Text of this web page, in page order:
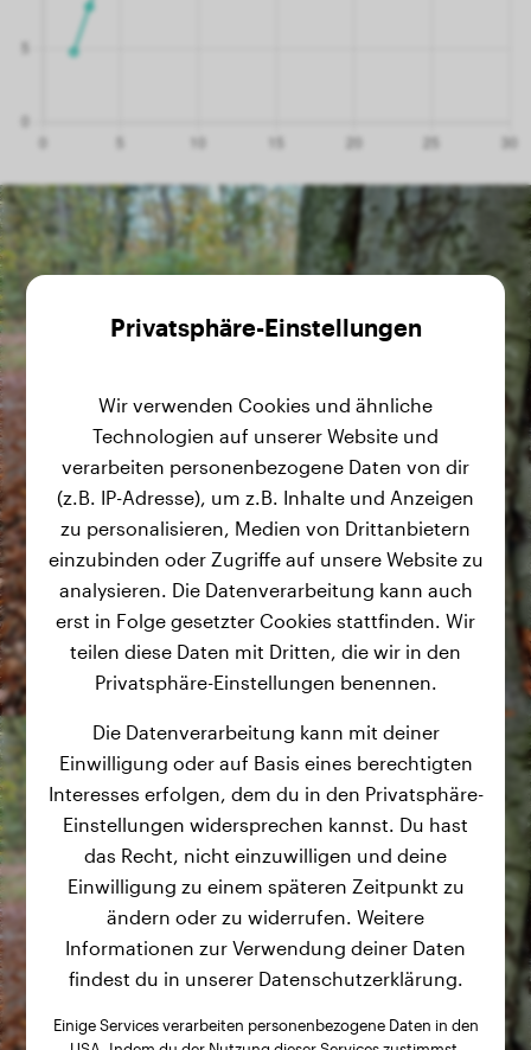
Privatsphäre-Einstellungen
Wir verwenden Cookies und ähnliche
Technologien auf unserer Website und
verarbeiten personenbezogene Daten von dir
(z.B. IP-Adresse), um z.B. Inhalte und Anzeigen
zu personalisieren, Medien von Drittanbietern
einzubinden oder Zugriffe auf unsere Website zu
analysieren. Die Datenverarbeitung kann auch
erst in Folge gesetzter Cookies stattfinden. Wir
teilen diese Daten mit Dritten, die wir in den
Privatsphäre-Einstellungen benennen.
Die Datenverarbeitung kann mit deiner
Einwilligung oder auf Basis eines berechtigten
Interesses erfolgen, dem du in den Privatsphäre-
Einstellungen widersprechen kannst. Du hast
das Recht, nicht einzuwilligen und deine
Einwilligung zu einem späteren Zeitpunkt zu
ändern oder zu widerrufen. Weitere
Informationen zur Verwendung deiner Daten
findest du in unserer Datenschutzerklärung.
Einige Services verarbeiten personenbezogene Daten in den